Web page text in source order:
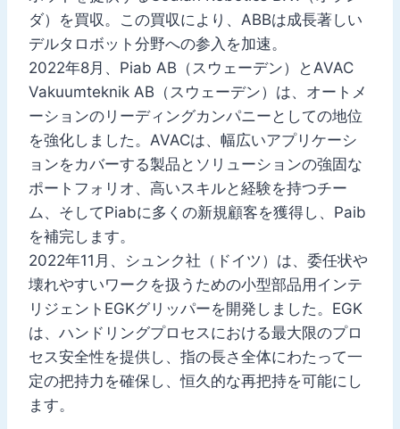
ダ）を買収。この買収により、ABBは成長著しい
デルタロボット分野への参入を加速。
2022年8月、Piab AB（スウェーデン）とAVAC
Vakuumteknik AB（スウェーデン）は、オートメ
ーションのリーディングカンパニーとしての地位
を強化しました。AVACは、幅広いアプリケーシ
ョンをカバーする製品とソリューションの強固な
ポートフォリオ、高いスキルと経験を持つチー
ム、そしてPiabに多くの新規顧客を獲得し、Paib
を補完します。
2022年11月、シュンク社（ドイツ）は、委任状や
壊れやすいワークを扱うための小型部品用インテ
リジェントEGKグリッパーを開発しました。EGK
は、ハンドリングプロセスにおける最大限のプロ
セス安全性を提供し、指の長さ全体にわたって一
定の把持力を確保し、恒久的な再把持を可能にし
ます。